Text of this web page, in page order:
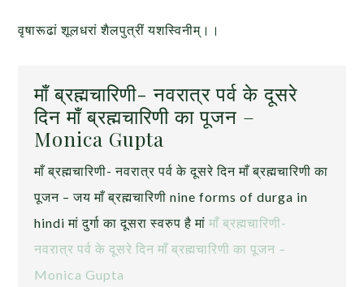
वृषारूढां शूलधरां शैलपुत्रीं यशस्विनीम्।।
माँ ब्रह्मचारिणी- नवरात्र पर्व के दूसरे
दिन माँ ब्रह्मचारिणी का पूजन –
Monica Gupta
माँ ब्रह्मचारिणी- नवरात्र पर्व के दूसरे दिन माँ ब्रह्मचारिणी का
पूजन – जय माँ ब्रह्मचारिणी nine forms of durga in
hindi मां दुर्गा का दूसरा स्वरुप है मांमाँ ब्रह्मचारिणी-
नवरात्र पर्व के दूसरे दिन माँ ब्रह्मचारिणी का पूजन –
Monica Gupta